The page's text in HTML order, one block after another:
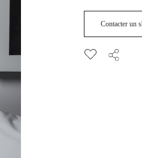
Contacter un